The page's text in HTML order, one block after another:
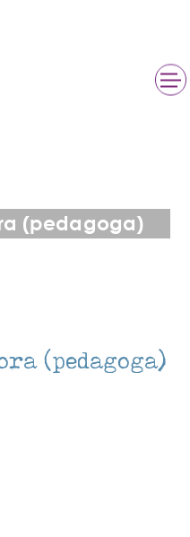
(pedagoga)
(pedagoga)